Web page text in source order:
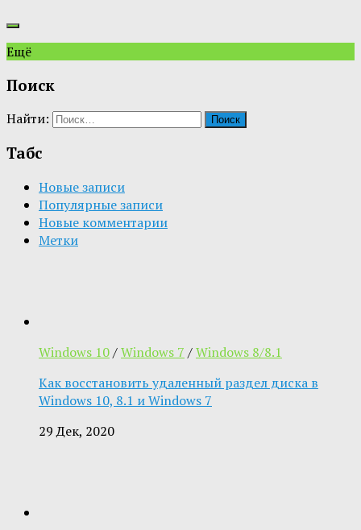
Ещё
Поиск
Найти:
Табс
Новые записи
Популярные записи
Новые комментарии
Метки
Windows 10/Windows 7 /Windows 8/8.1
Как восстановить удаленный раздел диска в
Windows 10, 8.1 и Windows 7
29 Дек, 2020